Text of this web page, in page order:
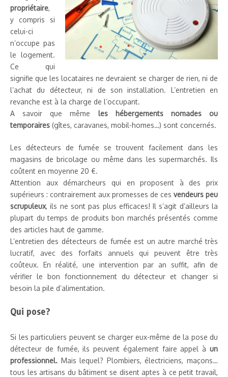
propriétaire,
y compris si
celui-ci
n’occupe pas
le logement.
Ce qui
signifie que les locataires ne devraient se charger de rien, ni de
l’achat du détecteur, ni de son installation. L’entretien en
revanche est à la charge de l’occupant.
A savoir que même les hébergements nomades ou
temporaires (gîtes, caravanes, mobil-homes…) sont concernés.
Les détecteurs de fumée se trouvent facilement dans les
magasins de bricolage ou même dans les supermarchés. Ils
coûtent en moyenne 20 €.
Attention aux démarcheurs qui en proposent à des prix
supérieurs : contrairement aux promesses de ces vendeurs peu
scrupuleux, ils ne sont pas plus efficaces! Il s’agit d’ailleurs la
plupart du temps de produits bon marchés présentés comme
des articles haut de gamme.
L’entretien des détecteurs de fumée est un autre marché très
lucratif, avec des forfaits annuels qui peuvent être très
coûteux. En réalité, une intervention par an suffit, afin de
vérifier le bon fonctionnement du détecteur et changer si
besoin la pile d’alimentation.
Qui pose?
Si les particuliers peuvent se charger eux-même de la pose du
détecteur de fumée, ils peuvent également faire appel à un
professionnel. Mais lequel? Plombiers, électriciens, maçons…
tous les artisans du bâtiment se disent aptes à ce petit travail,